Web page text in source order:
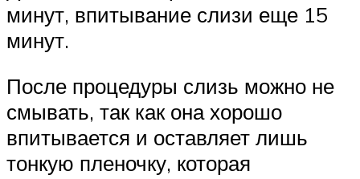
минут, впитывание слизи еще 15
минут.
После процедуры слизь можно не
смывать, так как она хорошо
впитывается и оставляет лишь
тонкую пленочку, которая